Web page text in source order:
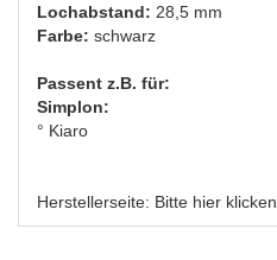
Lochabstand: 28,5 mm
Farbe: schwarz
Passent z.B. für:
Simplon:
° Kiaro
Herstellerseite: Bitte hier klicken